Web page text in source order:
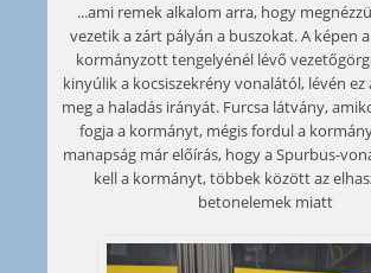
...ami remek alkalom arra, hogy
vezetik a zárt pályán a buszokat. A képen a
kormányzott tengelyénél lévő
kinyúlik a kocsiszekrény vonalától, lévén ez
meg a haladás irányát. Furcsa látvány,
fogja a kormányt, mégis fordul a
manapság már előírás, hogy a Spurbus-
kell a kormányt, többek között az
betonelemek miatt